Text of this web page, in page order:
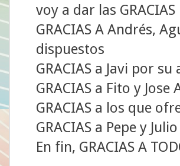
voy a dar las GRACIAS
GRACIAS A Andrés,
dispuestos
GRACIAS a Javi por
GRACIAS a Fito y
GRACIAS a los que
GRACIAS a Pepe y
En fin, GRACIAS A